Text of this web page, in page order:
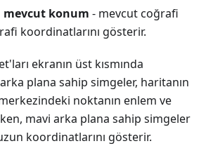
konum - mevcut coğrafi
koordinatlarını gösterir.
ekranın üst kısmında
plana sahip simgeler, haritanın
noktanın enlem ve
mavi arka plana sahip simgeler
koordinatlarını gösterir.